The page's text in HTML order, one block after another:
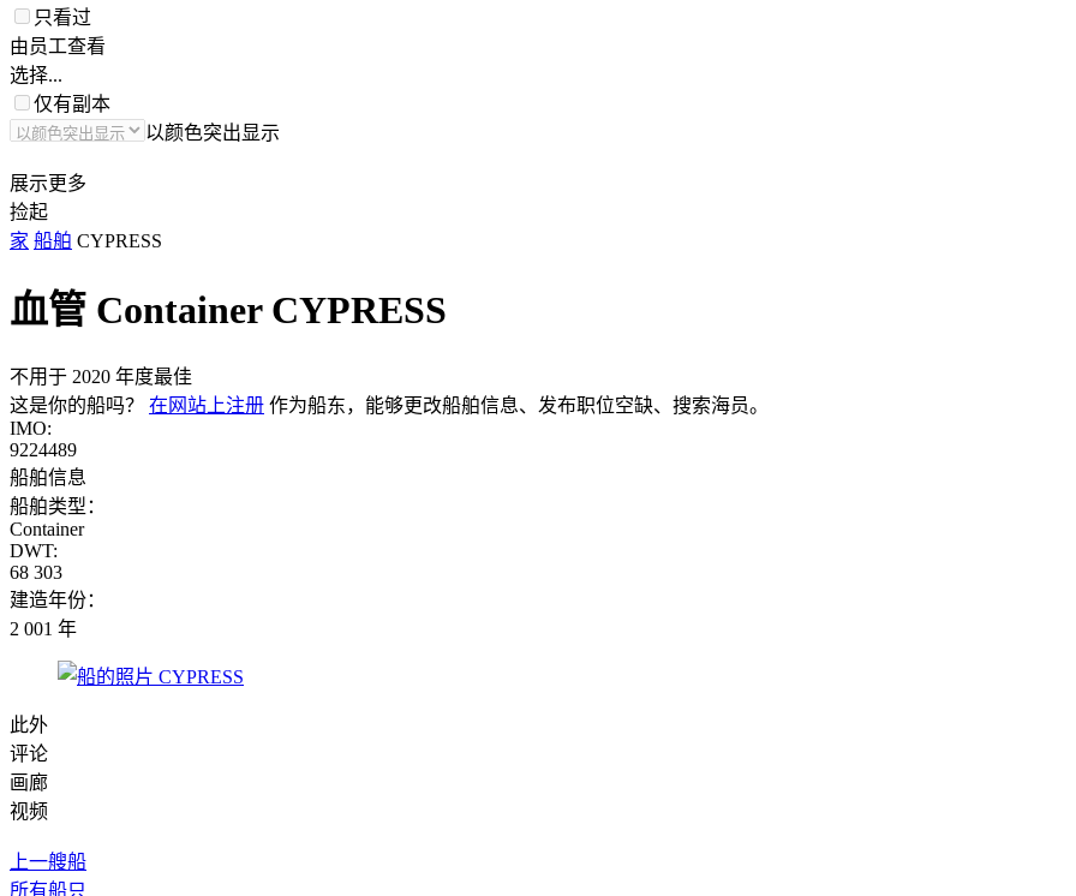
只看过
由员工查看
选择...
仅有副本
以颜色突出显示
展示更多
捡起
家 船舶 CYPRESS
血管 ContainerCYPRESS
不用于 2020 年度最佳
这是你的船吗？ 在网站上注册 作为船东，能够更改船舶信息、发布职位空缺、搜索海员。
IMO:
9224489
船舶信息
船舶类型：
Container
DWT:
68 303
建造年份：
2 001 年
此外
评论
画廊
视频
上一艘船
所有船只